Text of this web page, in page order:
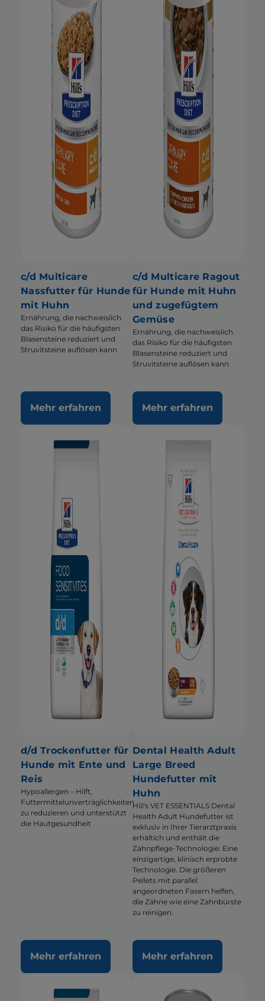
c/d Multicare
Nassfutter für Hunde
mit Huhn
Ernährung, die nachweislich
das Risiko für die häufigsten
Blasensteine reduziert und
Struvitsteine auflösen kann
Mehr erfahren
c/d Multicare Ragout
für Hunde mit Huhn
und zugefügtem
Gemüse
Ernährung, die nachweislich
das Risiko für die häufigsten
Blasensteine reduziert und
Struvitsteine auflösen kann
Mehr erfahren
d/d Trockenfutter für
Hunde mit Ente und
Reis
Hypoallergen – Hilft,
Futtermittelunverträglichkeiten
zu reduzieren und unterstützt
die Hautgesundheit
Mehr erfahren
Dental Health Adult
Large Breed
Hundefutter mit
Huhn
Hill's VET ESSENTIALS Dental
Health Adult Hundefutter ist
exklusiv in Ihrer Tierarztpraxis
erhältich und enthält die
Zahnpflege-Technologie: Eine
einzigartige, klinisch erprobte
Technologie. Die größeren
Pellets mit parallel
angeordneten Fasern helfen,
die Zähne wie eine Zahnbürste
zu reinigen.
Mehr erfahren